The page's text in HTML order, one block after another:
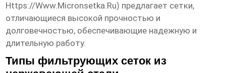
Https://www.micronsetka.ru) предлагает сетки,
отличающиеся высокой прочностью и
долговечностью, обеспечивающие надежную и
длительную работу.
Типы фильтрующих сеток из